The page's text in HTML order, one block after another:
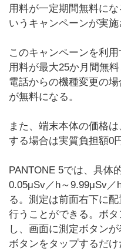
用料が一定期間無料にな
いうキャンペーンが実施
このキャンペーンを利
用料が最大25か月間無
電話からの機種変更の
が無料になる。
また、端末本体の価格
する場合は実質負担額0
PANTONE 5では、具体
0.05μSv／h～9.99μSv／
る。測定は前面右下に
行うことができる。ボ
し、画面に測定ボタン
ボタンをタップするだけ